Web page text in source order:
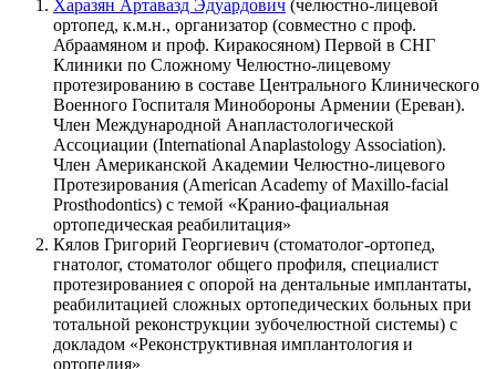
Харазян Артавазд Эдуардович (челюстно-лицевой
ортопед, к.м.н., организатор (совместно с проф.
Абраамяном и проф. Киракосяном) Первой в СНГ
Клиники по Сложному Челюстно-лицевому
протезированию в составе Центрального Клинического
Военного Госпиталя Минобороны Армении (Ереван).
Член Международной Анапластологической
Ассоциации (International Anaplastology Association).
Член Американской Академии Челюстно-лицевого
Протезирования (American Academy of Maxillo-facial
Prosthodontics) с темой «Кранио-фациальная
ортопедическая реабилитация»
Кялов Григорий Георгиевич (стоматолог-ортопед,
гнатолог, стоматолог общего профиля, специалист
протезированиея с опорой на дентальные имплантаты,
реабилитацией сложных ортопедических больных при
тотальной реконструкции зубочелюстной системы) с
докладом «Реконструктивная имплантология и
ортопедия»